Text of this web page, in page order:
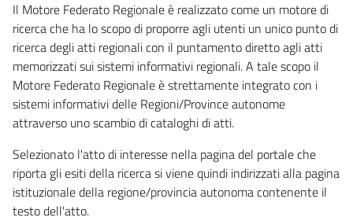
Il Motore Federato Regionale è realizzato come un motore di
ricerca che ha lo scopo di proporre agli utenti un unico punto di
ricerca degli atti regionali con il puntamento diretto agli atti
memorizzati sui sistemi informativi regionali. A tale scopo il
Motore Federato Regionale è strettamente integrato con i
sistemi informativi delle Regioni/Province autonome
attraverso uno scambio di cataloghi di atti.
Selezionato l'atto di interesse nella pagina del portale che
riporta gli esiti della ricerca si viene quindi indirizzati alla pagina
istituzionale della regione/provincia autonoma contenente il
testo dell'atto.